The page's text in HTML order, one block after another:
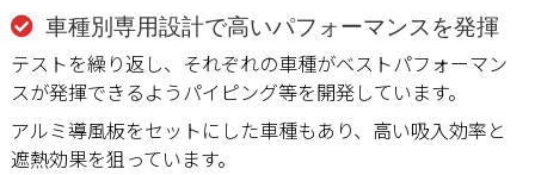
車種別専用設計で高いパフォーマンスを発揮
テストを繰り返し、それぞれの車種がベストパフォーマン
スが発揮できるようパイピング等を開発しています。
アルミ導風板をセットにした車種もあり、高い吸入効率と
遮熱効果を狙っています。